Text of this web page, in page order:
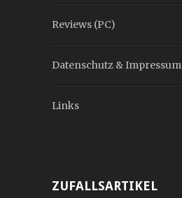
Reviews (PC)
Datenschutz & Impressum
Links
ZUFALLSARTIKEL